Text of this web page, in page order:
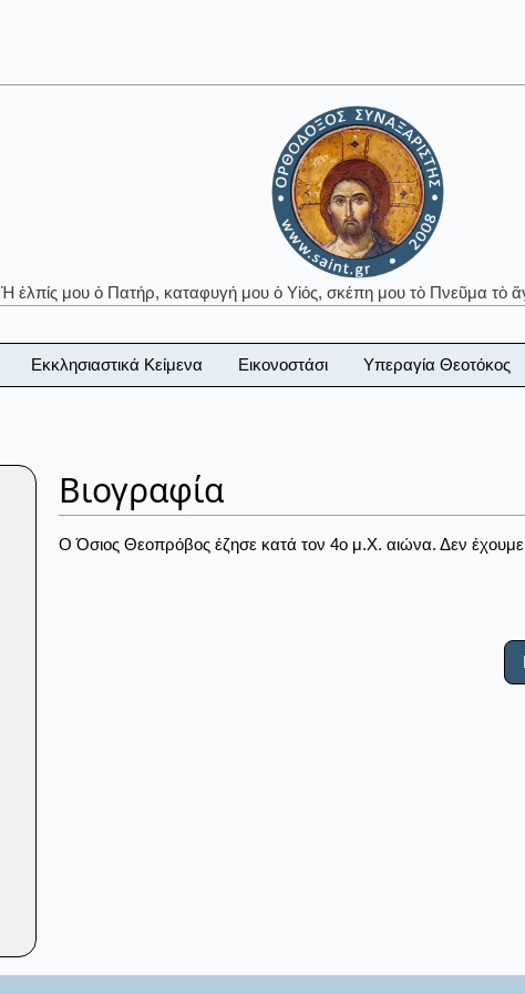
Ἡ ἐλπίς μου ὁ Πατήρ, καταφυγή μου ὁ Υἱός, σκέπη μου τὸ Πνεῦμα τὸ
Εκκλησιαστικά Κείμενα Εικονοστάσι Υπεραγία Θεοτόκος
Βιογραφία
Ο Όσιος Θεοπρόβος έζησε κατά τον 4ο μ.Χ. αιώνα. Δεν έχουμε